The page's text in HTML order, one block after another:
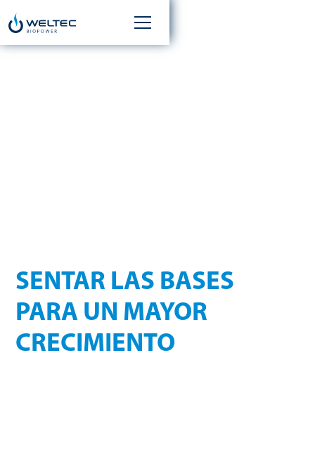
SENTAR LAS BASES
PARA UN MAYOR
CRECIMIENTO